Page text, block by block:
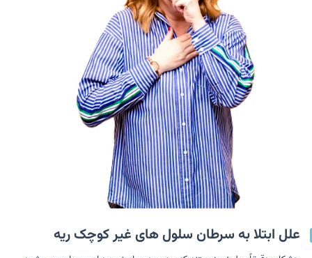
علل ابتلا به سرطان سلول های غیر کوچک ریه